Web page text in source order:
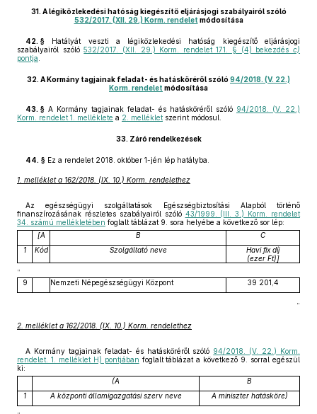
31. A légiközlekedési hatóság kiegészítő eljárásjogi szabályairól szóló
532/2017. (XII. 29.) Korm. rendelet módosítása
42. § Hatályát veszti a légiközlekedési hatóság kiegészítő eljárásjogi
szabályairól szóló532/2017. (XII. 29.) Korm. rendelet 171. § (4) bekezdésc)
pontja
32. A Kormány tagjainak feladat- és hatásköréről szóló 94/2018. (V. 22.)
Korm. rendelet módosítása
43. § A Kormány tagjainak feladat- és hatásköréről szóló 94/2018. (V. 22.)
Korm. rendelet 1. melléklete a 2. melléklet szerint módosul.
33. Záró rendelkezések
44. § Ez a rendelet 2018. október 1-jén lép hatályba.
1. melléklet a 162/2018. (IX. 10.) Korm. rendelethez
Az egészségügyi szolgáltatások Egészségbiztosítási Alapból történő
finanszírozásának részletes szabályairól szóló 43/1999. (III. 3.) Korm. rendelet
34. számú mellékletében foglalt táblázat 9. sora helyébe a következő sor lép:
[A
B
C
1
Kód Szolgáltató neve
Havi fix díj
(ezer Ft)]
9
Nemzeti Népegészségügyi Központ 39 201,4
”
2. melléklet a 162/2018. (IX. 10.) Korm. rendelethez
A Kormány tagjainak feladat- és hatásköréről szóló 94/2018. (V. 22.) Korm.
rendelet. 1. melléklet H) pontjában foglalt táblázat a következő 9. sorral egészül
ki:
(A
B
1
A központi államigazgatási szerv neve
A miniszter hatásköre)